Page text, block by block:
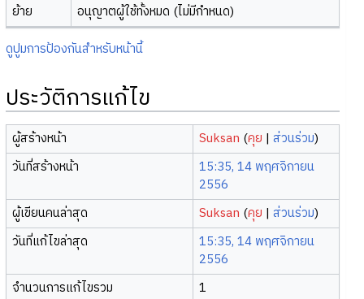
ย้าย
อนุญาตผู้ใช้ทั้งหมด (ไม่มีกำหนด)
ดูปูมการป้องกันสำหรับหน้านี้
ประวัติการแก้ไข
ผู้สร้างหน้า Suksan (คุย |ส่วนร่วม)
วันที่สร้างหน้า
15:35, 14 พฤศจิกายน
2556
ผู้เขียนคนล่าสุด
Suksan (คุย |ส่วนร่วม)
วันที่แก้ไขล่าสุด
15:35, 14 พฤศจิกายน
2556
จำนวนการแก้ไขรวม
1